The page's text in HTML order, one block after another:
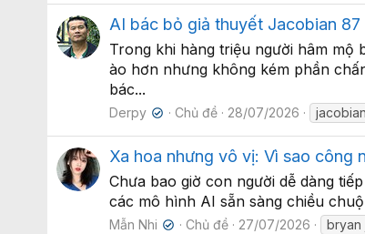
AI bác bỏ giả thuyết Jacobian
Trong khi hàng triệu người hâm mộ
ào hơn nhưng không kém phần
bác...
Derpy ✔ Chủ đề 28/07/2026
Xa hoa nhưng vô vị: Vì sao công
Chưa bao giờ con người dễ dàng
các mô hình AI sẵn sàng chiều
Mẫn Nhi ✔ Chủ đề 27/07/2026 bryan